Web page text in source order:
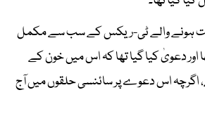
ہونے والے ٹی-ریکس کے سب سے مکمل
اور دعویٰ کیا گیا تھا کہ اس میں خون کے
اگرچہ اس دعوے پر سائنسی حلقوں میں آج